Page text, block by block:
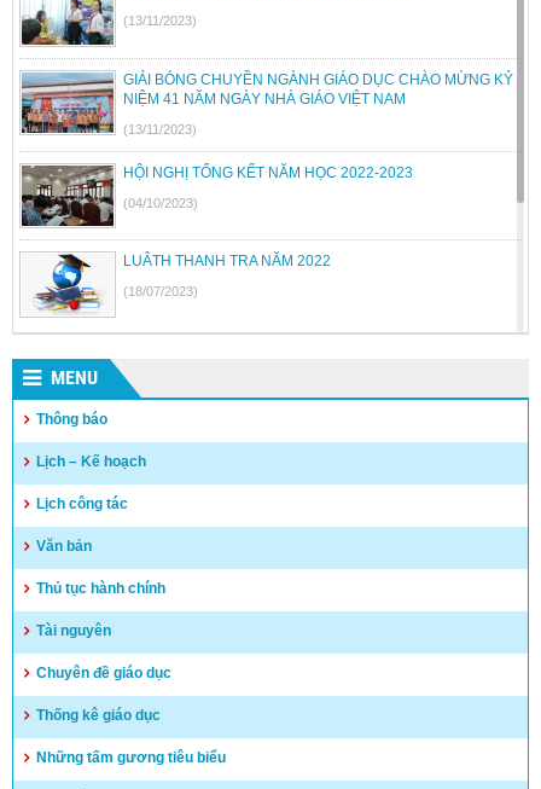
(13/11/2023)
GIẢI BÓNG CHUYỀN NGÀNH GIÁO DỤC CHÀO MỪNG KỶ
NIỆM 41 NĂM NGÀY NHÀ GIÁO VIỆT NAM
(13/11/2023)
HỘI NGHỊ TỔNG KẾT NĂM HỌC 2022-2023
(04/10/2023)
LUÂTH THANH TRA NĂM 2022
(18/07/2023)
(26/06/2023)
Quyết định công khai quyết toán thu chi NSNN năm 2022
(04/05/2023)
MENU
Thông báo
Lịch – Kế hoạch
Lịch công tác
Văn bản
Thủ tục hành chính
Tài nguyên
Chuyên đề giáo dục
Thống kê giáo dục
Những tấm gương tiêu biểu